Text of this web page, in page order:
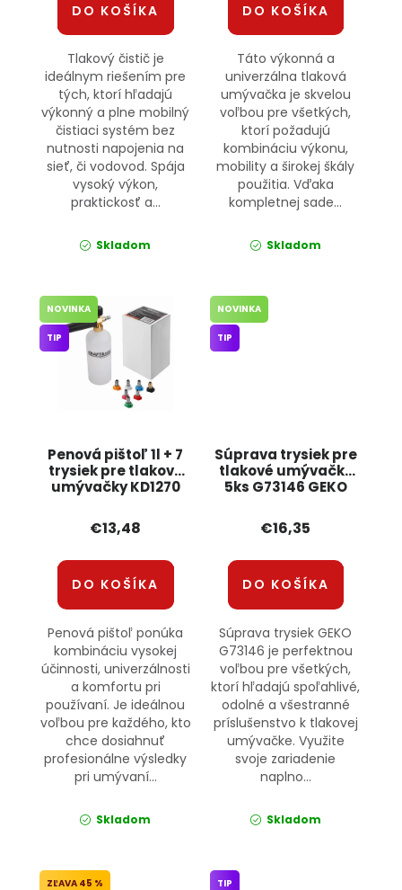
DO KOŠÍKA
Tlakový čistič je
ideálnym riešením pre
tých, ktorí hľadajú
výkonný a plne mobilný
čistiaci systém bez
nutnosti napojenia na
sieť, či vodovod. Spája
vysoký výkon,
praktickosť a...
Skladom
DO KOŠÍKA
Táto výkonná a
univerzálna tlaková
umývačka je skvelou
voľbou pre všetkých,
ktorí požadujú
kombináciu výkonu,
mobility a širokej škály
použitia. Vďaka
kompletnej sade...
Skladom
Penová pištoľ 1l + 7
trysiek pre tlakové
umývačky KD1270
NOVINKA
TIP
€13,48
DO KOŠÍKA
Penová pištoľ ponúka
kombináciu vysokej
účinnosti, univerzálnosti
a komfortu pri
používaní. Je ideálnou
voľbou pre každého, kto
chce dosiahnuť
profesionálne výsledky
pri umývaní...
Skladom
Súprava trysiek pre
tlakové umývačky
5ks G73146 GEKO
NOVINKA
TIP
€16,35
DO KOŠÍKA
Súprava trysiek GEKO
G73146 je perfektnou
voľbou pre všetkých,
ktorí hľadajú spoľahlivé,
odolné a všestranné
príslušenstvo k tlakovej
umývačke. Využite
svoje zariadenie
naplno...
Skladom
45 % TIP